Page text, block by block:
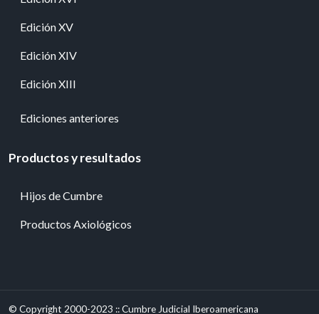
Edición XV
Edición XIV
Edición XIII
Ediciones anteriores
Productos y resultados
Hijos de Cumbre
Productos Axiológicos
© Copyright 2000-2023 :: Cumbre Judicial Iberoamericana